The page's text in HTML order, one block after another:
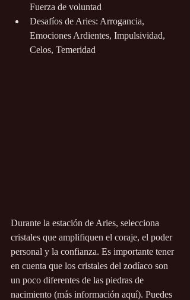
Fuerza de voluntad
Desafíos de Aries: Arrogancia,
Emociones Ardientes, Impulsividad,
Celos, Temeridad
Durante la estación de Aries, selecciona
cristales que amplifiquen el coraje, el poder
personal y la confianza. Es importante tener
en cuenta que los cristales del zodíaco son
un poco diferentes de las piedras de
nacimiento (más información aquí). Puedes